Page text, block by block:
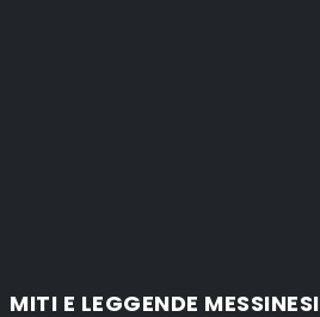
MITI E LEGGENDE MESSINESI